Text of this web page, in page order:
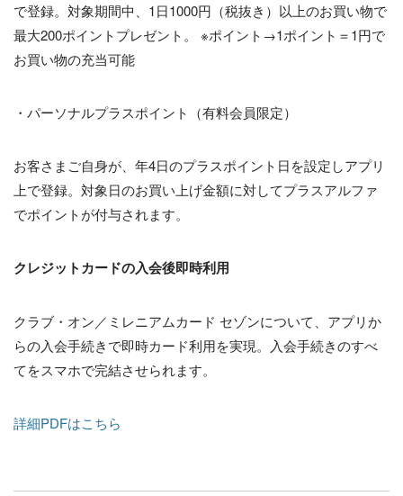
で登録。対象期間中、1日1000円（税抜き）以上のお買い物で
最大200ポイントプレゼント。 ※ポイント→1ポイント＝1円で
お買い物の充当可能
・パーソナルプラスポイント（有料会員限定）
お客さまご自身が、年4日のプラスポイント日を設定しアプリ
上で登録。対象日のお買い上げ金額に対してプラスアルファ
でポイントが付与されます。
クレジットカードの入会後即時利用
クラブ・オン／ミレニアムカード セゾンについて、アプリか
らの入会手続きで即時カード利用を実現。入会手続きのすべ
てをスマホで完結させられます。
詳細PDFはこちら